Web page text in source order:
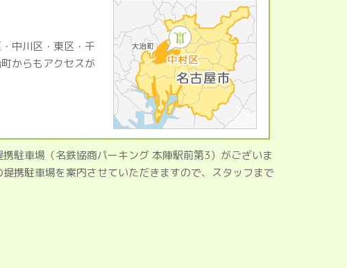
中川区・東区・千
からもアクセスが
駐車場（名鉄協商パーキング 本陣駅前第3）がございま
携駐車場を案内させていただきますので、スタッフまで